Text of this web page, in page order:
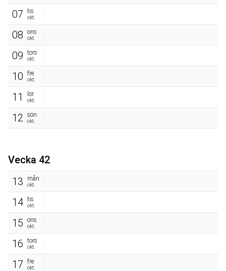
07 tis
okt.
08 ons
okt.
09 tors
okt.
10 fre
okt.
11 lör
okt.
12 sön
okt.
Vecka 42
13
mån
okt.
14 tis
okt.
15 ons
okt.
16 tors
okt.
17 fre
okt.